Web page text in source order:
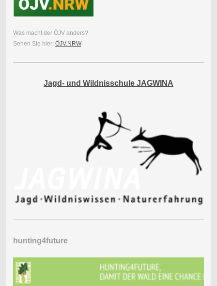
Was macht der ÖJV anders?
Sehen Sie hier: ÖJV.NRW
Jagd- und Wildnisschule JAGWINA
hunting4future